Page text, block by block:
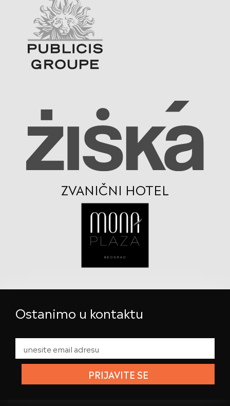
ZVANIČNI HOTEL
Ostanimo u kontaktu
PRIJAVITE SE